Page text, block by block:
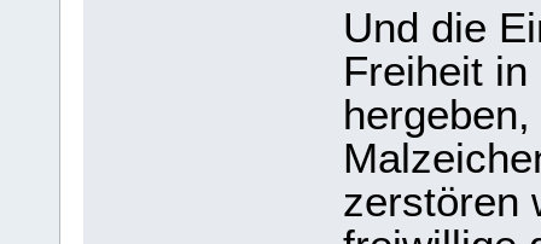
Und die
Freiheit
zerstören